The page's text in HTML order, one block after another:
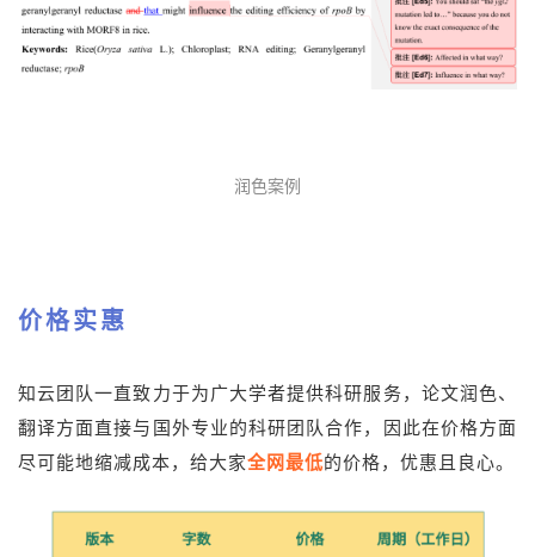
润色案例
价格实惠
知云团队一直致力于为广大学者提供科研服务，论文润色、
翻译方面直接与国外专业的科研团队合作，因此在价格方面
尽可能地缩减成本，给大家全网最低的价格，优惠且良心。